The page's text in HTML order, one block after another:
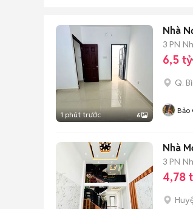
1 phút trước 6
Nhà
3 PN
6,5 tỷ
Q.
Bảo
Nhà
3 PN
4,78